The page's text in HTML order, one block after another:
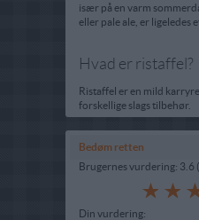
især på en varm
eller pale ale, er ligeledes
Hvad er ristaffel?
Ristaffel er en mild
forskellige slags tilbehør.
Bedøm retten
Brugernes vurdering: 3.6 (
Din vurdering: